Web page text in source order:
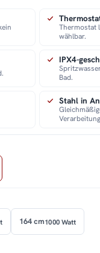
Thermostat
wählbar.
IPX4-
Bad.
Stahl in
164 cm1000 Watt